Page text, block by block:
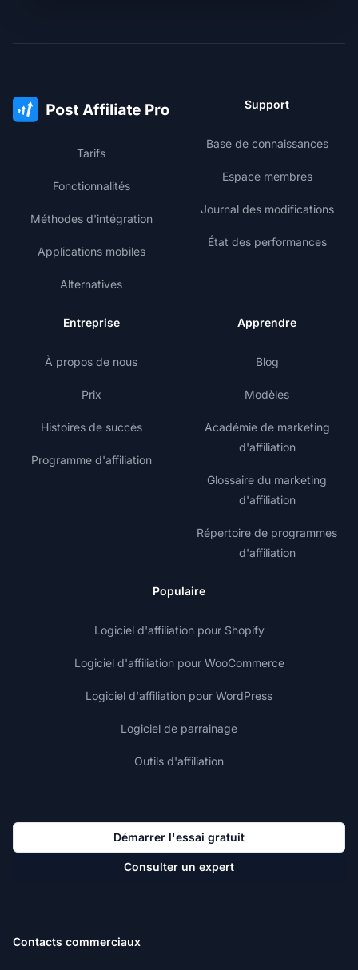
Tarifs
Fonctionnalités
Méthodes d'intégration
Applications mobiles
Alternatives
Support
Base de connaissances
Espace membres
Journal des modifications
État des performances
Entreprise
À propos de nous
Prix
Histoires de succès
Programme d'affiliation
Apprendre
Blog
Modèles
Académie de marketing
d'affiliation
Glossaire du marketing
d'affiliation
Répertoire de programmes
d'affiliation
Populaire
Logiciel d'affiliation pour Shopify
Logiciel d'affiliation pour WooCommerce
Logiciel d'affiliation pour WordPress
Logiciel de parrainage
Outils d'affiliation
Démarrer l'essai gratuit
Consulter un expert
Contacts commerciaux